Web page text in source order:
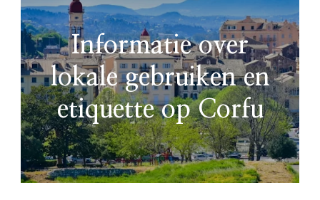
Informatie over
lokale gebruiken en
etiquette op Corfu